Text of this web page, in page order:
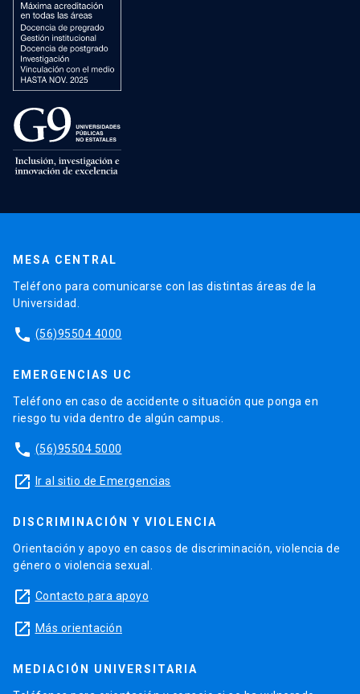
MESA CENTRAL
Teléfono para comunicarse con las distintas áreas de la
Universidad.
phone (56)95504 4000
EMERGENCIAS UC
Teléfono en caso de accidente o situación que ponga en
riesgo tu vida dentro de algún campus.
phone (56)95504 5000
launch Ir al sitio de Emergencias
DISCRIMINACIÓN Y VIOLENCIA
Orientación y apoyo en casos de discriminación, violencia de
género o violencia sexual.
launch Contacto para apoyo
launch Más orientación
MEDIACIÓN UNIVERSITARIA